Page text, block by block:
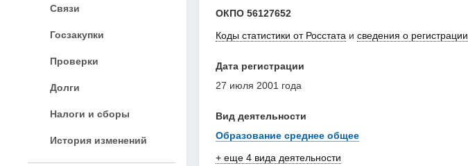
Связи
Госзакупки
Проверки
Долги
Налоги и сборы
История изменений
ОКПО 56127652
Коды статистики от Росстата и сведения о регистрации
Дата регистрации
27 июля 2001 года
Вид деятельности
Образование среднее общее
+ еще 4 вида деятельности